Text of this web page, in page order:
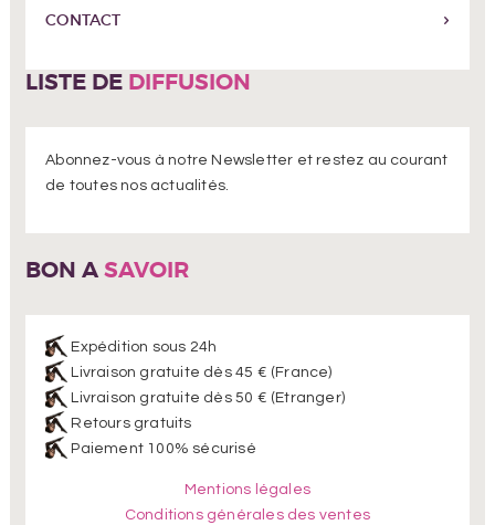
CONTACT
LISTE DE DIFFUSION
Abonnez-vous à notre Newsletter et restez au courant
de toutes nos actualités.
BON A SAVOIR
Expédition sous 24h
Livraison gratuite dès 45 € (France)
Livraison gratuite dès 50 € (Etranger)
Retours gratuits
Paiement 100% sécurisé
Mentions légales
Conditions générales des ventes